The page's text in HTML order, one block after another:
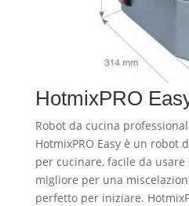
HotmixPRO
Robot da cucina
HotmixPRO Easy è un robot
per cucinare, facile da usare
migliore per una
perfetto per iniziare.